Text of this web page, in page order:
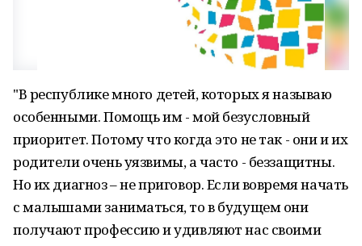
"В республике много детей, которых я называю
особенными. Помощь им - мой безусловный
приоритет. Потому что когда это не так - они и их
родители очень уязвимы, а часто - беззащитны.
Но их диагноз – не приговор. Если вовремя начать
с малышами заниматься, то в будущем они
получают профессию и удивляют нас своими